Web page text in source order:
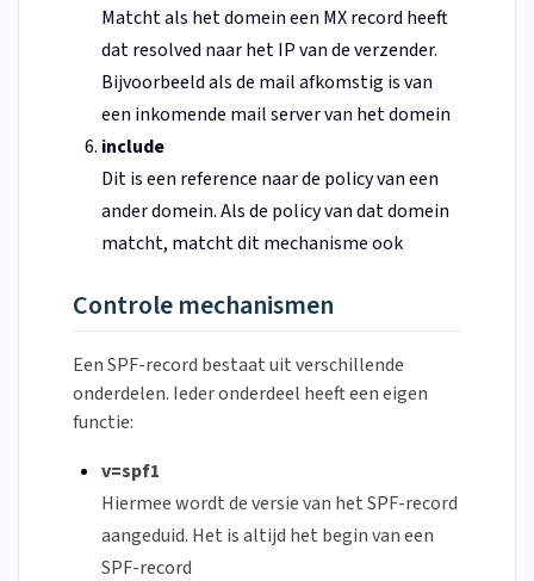
Matcht als het domein een MX record heeft
dat resolved naar het IP van de verzender.
Bijvoorbeeld als de mail afkomstig is van
een inkomende mail server van het domein
include
Dit is een reference naar de policy van een
ander domein. Als de policy van dat domein
matcht, matcht dit mechanisme ook
Controle mechanismen
Een SPF-record bestaat uit verschillende
onderdelen. Ieder onderdeel heeft een eigen
functie:
v=spf1
Hiermee wordt de versie van het SPF-record
aangeduid. Het is altijd het begin van een
SPF-record